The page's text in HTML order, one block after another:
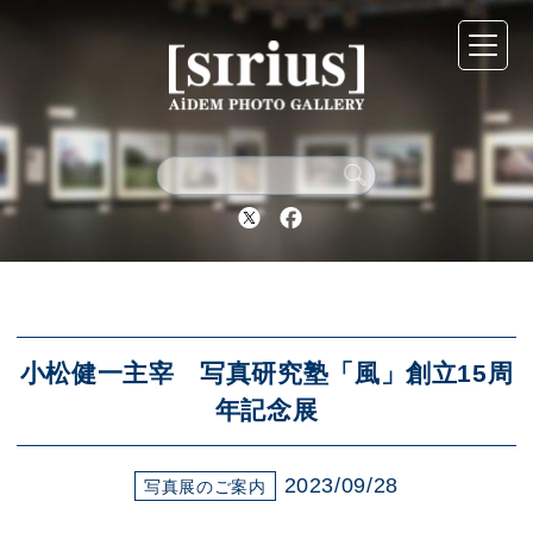
Twitter Facebook
小松健一主宰 写真研究塾「風」創立15周
年記念展
写真展のご案内 2023/09/28
シリウスについて
展示スケジュール
アクセス
ブログ